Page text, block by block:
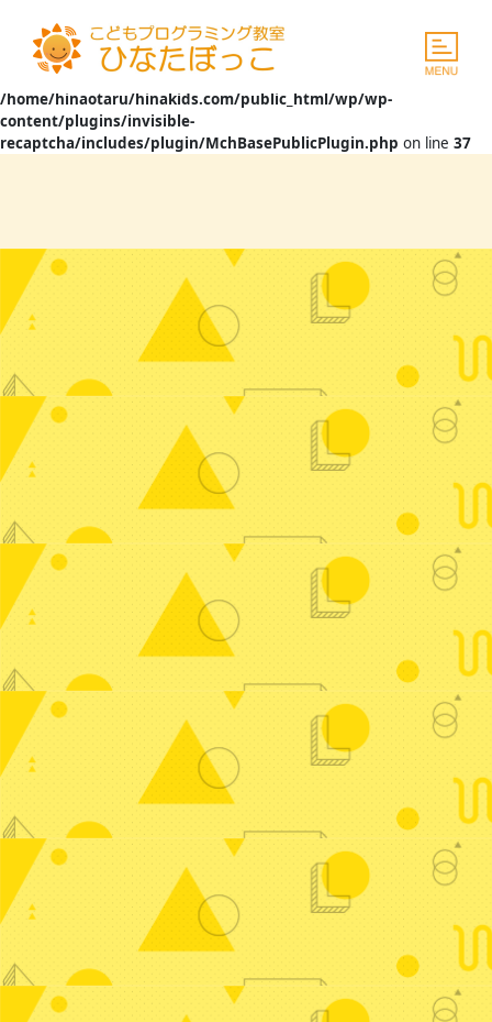
Warning: The magic method
InvisibleReCaptcha\MchLib\Plugin\MchBasePublicPlugin::__wakeup()
must have public visibility in
/home/hinaotaru/hinakids.com/public_html/wp/wp-
content/plugins/invisible-
recaptcha/includes/plugin/MchBasePublicPlugin.php on line 37